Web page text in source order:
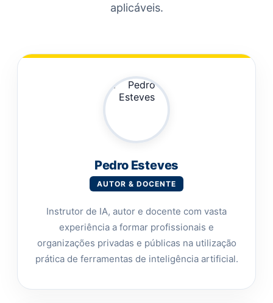
aplicáveis.
Pedro Esteves
AUTOR & DOCENTE
Instrutor de IA, autor e docente com vasta
experiência a formar profissionais e
organizações privadas e públicas na utilização
prática de ferramentas de inteligência artificial.